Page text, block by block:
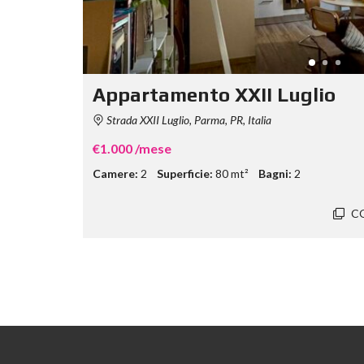
Appartamento XXII Luglio
Strada XXII Luglio, Parma, PR, Italia
€1.000 /mese
Camere: 2 Superficie: 80 mt² Bagni: 2